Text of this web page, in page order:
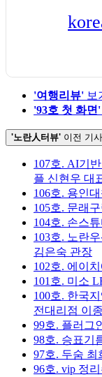
'여행리뷰' 보
'93호 첫 화면'
'노란人터뷰' 이전 기
107호. AI기
플 신현우 대
106호. 용인
105호. 문래
104호. 손스
103호. 노란
김은숙 관장
102호. 에이
101호. 미소
100호. 한국
전대리점 이
99호. 플러그
98호. 승표기
97호. 두숨 최
96호. vip 정